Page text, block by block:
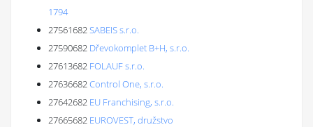
1794
27561682SABEIS s.r.o.
27590682 Dřevokomplet B+H, s.r.o.
27613682 FOLAUF s.r.o.
27636682Control One, s.r.o.
27642682 EU Franchising, s.r.o.
27665682 EUROVEST, družstvo